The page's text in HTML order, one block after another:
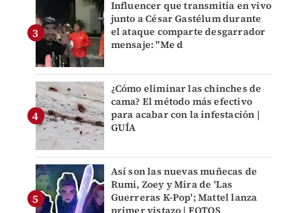
Influencer que transmitía en vivo
junto a César Gastélum durante
el ataque comparte desgarrador
mensaje: "Me d
¿Cómo eliminar las chinches de
cama? El método más efectivo
para acabar con la infestación |
GUÍA
Así son las nuevas muñecas de
Rumi, Zoey y Mira de 'Las
Guerreras K-Pop'; Mattel lanza